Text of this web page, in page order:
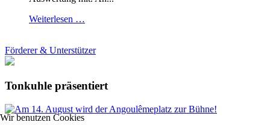
Weiterlesen …
Förderer & Unterstützer
Tonkuhle präsentiert
Wir benutzen Cookies